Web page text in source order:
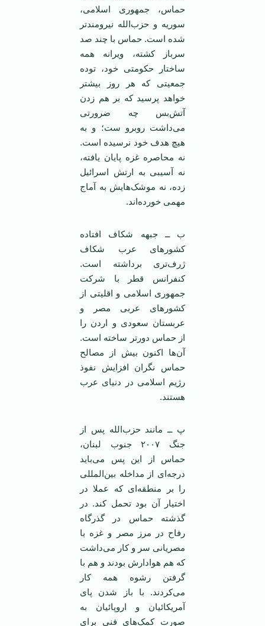
حماس، جمهوری اسلامی،
سوریه و حزب‌الله نیرومند‌تر
شده است. حماس با چند صد
سرباز کشته، ویرانه همه
ساختار حکومتی خود، توده
جمعیتی که هر روز بیشتر
خواهد پرسید که بر هم زدن
آتش‌بس چه ضرورتی
می‌داشت روبرو ست؛ و به
هیچ هدف خود نرسیده است.
نه محاصره غزه پایان یافته،
نه آسیبی به ارتش اسرائیل
زده، نه موشک‌هایش به آماج
مهمی ‌خورده‌اند.
ب ــ جبهه شکاف افتاده
کشور‌های عرب شکاف
ژرف‌تری برداشته است.
کنفرانس قطر با شرکت
جمهوری اسلامی ‌و اقلیتی از
کشور‌های عربی مصر و
عربستان سعودی و اردن را
از حماس دور‌تر ساخته است.
آن‌ها اکنون بیش از مصالح
حماس نگران افزایش نفوذ
رژیم اسلامی‌ در دنیای عرب
هستند.
پ ــ مانند حزب‌الله پس از
جنگ ۲۰۰۷ جنوب لبنان،
حماس از این پس می‌باید
درجه‌ای از مداخله بین‌المللی
را بر منطقه‌ای که عملا در
اختیار آن بود تحمل کند. در
گذشته حماس در گذرگاه
رفاح در مرز مصر و غزه با
مصریانی سر و کار می‌داشت
که هم هوادارش بودند و هم با
گرفتن رشوه همه کار
می‌کردند. با باز شدن پای
آمریکائیان و اروپائیان به
صورت کمک‌های فنی برای